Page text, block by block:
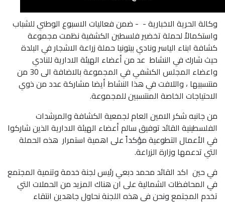
وكالة الحرية الاخبارية - - ضمن فعاليات الاسبوع الوطني للشباب
واستكمالاً لحملة تخضير فلسطين الكشفية نظمت مجموعة
كشافة ابناء الياسر ونادي بيتونيا حملة زراعة الاشجار في البلدة
حيث شارك في النشاط عد من أعضاء الهيئة الادارية للنادي
واعضاء المجلس الكشفي في المجموعة بالاضافة الى 30 من
منتسبيها ، واللافت في هذا النشاط أيضا مشاركة عدد من ذوي
الاحتياجات الخاصة المنتسبين للمجموعة.
من جانبه شكر الامين العام لجمعية الكشافة والمرشدات
الفلسطينية القائد توفيق سالم أعضاء الهيئة الادارية الذين شاركوا
في الأعمال التطوعية مؤكداً على اهمية استمرار هذه الحملة
التي تدعمها وزارة الزراعة.
في حين اكد القائد محمد دبعي رئيس لجنة خدمة وتنمية المجتمع
في المحافظات الشمالية على ان هناك المزيد من الحملات التي
تخدم المجتمع ونحن في هذه اللجنة نحاول جاهدين انتقاء